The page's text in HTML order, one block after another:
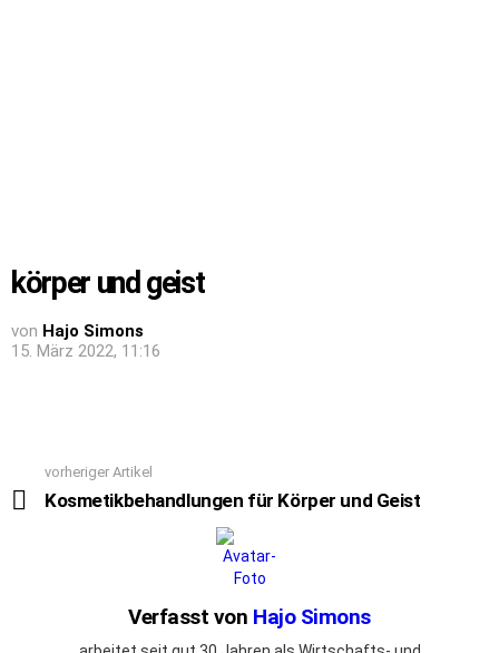
körper und geist
von Hajo Simons
15. März 2022, 11:16
more
vorheriger Artikel
Kosmetikbehandlungen für Körper und Geist
Verfasst von Hajo Simons